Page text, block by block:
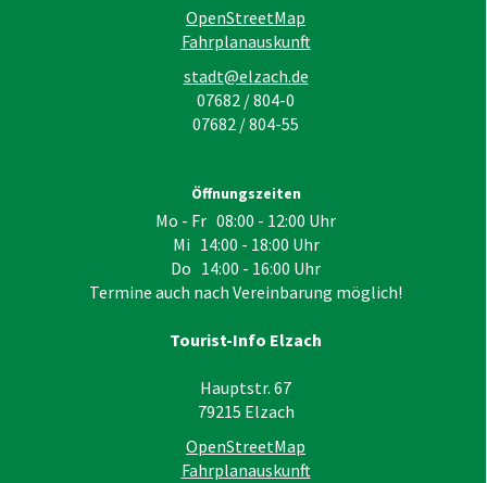
OpenStreetMap
Fahrplanauskunft
stadt@elzach.de
07682 / 804-0
07682 / 804-55
Öffnungszeiten
Mo - Fr 08:00 - 12:00 Uhr
Mi 14:00 - 18:00 Uhr
Do 14:00 - 16:00 Uhr
Termine auch nach Vereinbarung möglich!
Tourist-Info Elzach
Hauptstr. 67
79215 Elzach
OpenStreetMap
Fahrplanauskunft